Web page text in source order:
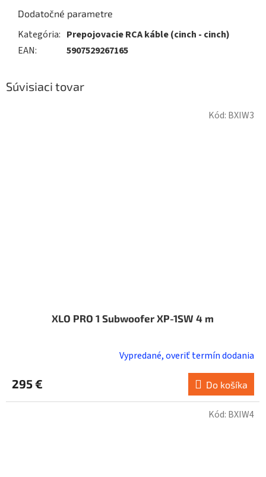
Dodatočné parametre
Kategória: Prepojovacie RCA káble (cinch - cinch)
EAN: 5907529267165
Súvisiaci tovar
XLO PRO 1 Subwoofer XP-1SW 4 m
Vypredané, overiť termín dodania
295 € Do košíka
Kód: BXIW3
Kód: BXIW4